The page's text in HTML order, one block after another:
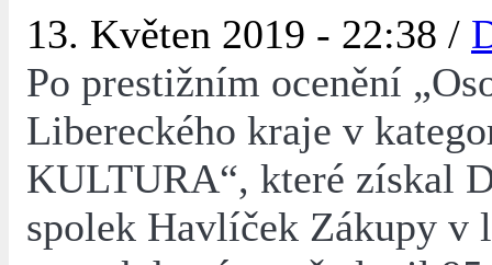
13. Květen 2019 - 22:38 /
Po prestižním ocenění
Libereckého kraje v
KULTURA“, které získal
spolek Havlíček Zákupy v